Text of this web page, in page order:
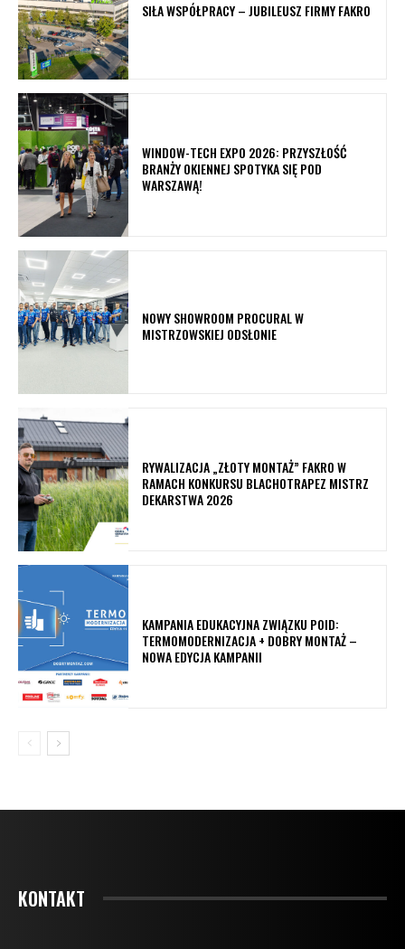
SIŁA WSPÓŁPRACY – JUBILEUSZ FIRMY FAKRO
WINDOW-TECH EXPO 2026: PRZYSZŁOŚĆ
BRANŻY OKIENNEJ SPOTYKA SIĘ POD
WARSZAWĄ!
NOWY SHOWROOM PROCURAL W
MISTRZOWSKIEJ ODSŁONIE
RYWALIZACJA „ZŁOTY MONTAŻ” FAKRO W
RAMACH KONKURSU BLACHOTRAPEZ MISTRZ
DEKARSTWA 2026
KAMPANIA EDUKACYJNA ZWIĄZKU POID:
TERMOMODERNIZACJA + DOBRY MONTAŻ –
NOWA EDYCJA KAMPANII
KONTAKT